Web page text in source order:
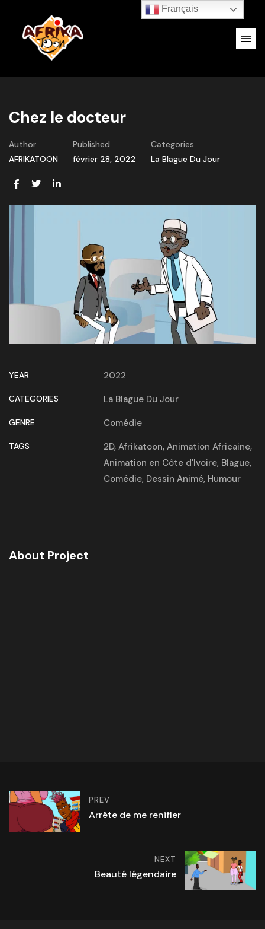
Chez le docteur
Author
AFRIKATOON
Published
février 28, 2022
Categories
La Blague Du Jour
YEAR 2022
CATEGORIES La Blague Du Jour
GENRE Comédie
TAGS 2D, Afrikatoon, Animation Africaine,
Animation en Côte d'Ivoire, Blague,
Comédie, Dessin Animé, Humour
About Project
PREV
Arrête de me renifler
NEXT
Beauté légendaire
Français